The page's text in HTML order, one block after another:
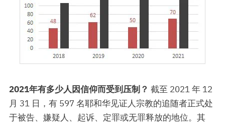
2021年有多少人因信仰而受到压制？ 截至 2021 年 12
月 31 日，有 597 名耶和华见证人宗教的追随者正式处
于被告、嫌疑人、起诉、定罪或无罪释放的地位。其